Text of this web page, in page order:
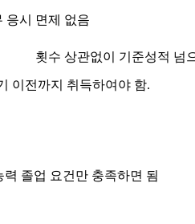
응시 면제 없음
횟수 상관없이 기준성적 넘
이전까지 취득하여야 함.
졸업 요건만 충족하면 됨